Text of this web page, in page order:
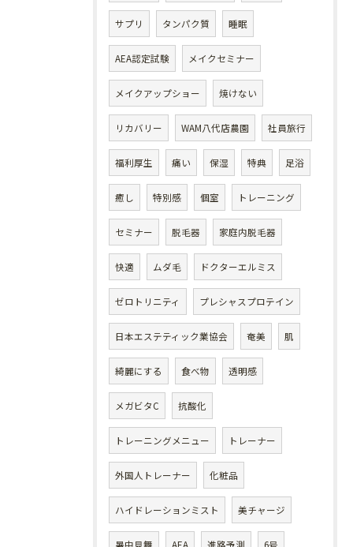
サプリ タンパク質 睡眠
AEA認定試験 メイクセミナー
メイクアップショー 焼けない
リカバリー WAM八代店農園 社員旅行
福利厚生 痛い 保湿 特典 足浴
癒し 特別感 個室 トレーニング
セミナー 脱毛器 家庭内脱毛器
快適 ムダ毛 ドクターエルミス
ゼロトリニティ プレシャスプロテイン
日本エステティック業協会 奄美 肌
綺麗にする 食べ物 透明感
メガビタC 抗酸化
トレーニングメニュー トレーナー
外国人トレーナー 化粧品
ハイドレーションミスト 美チャージ